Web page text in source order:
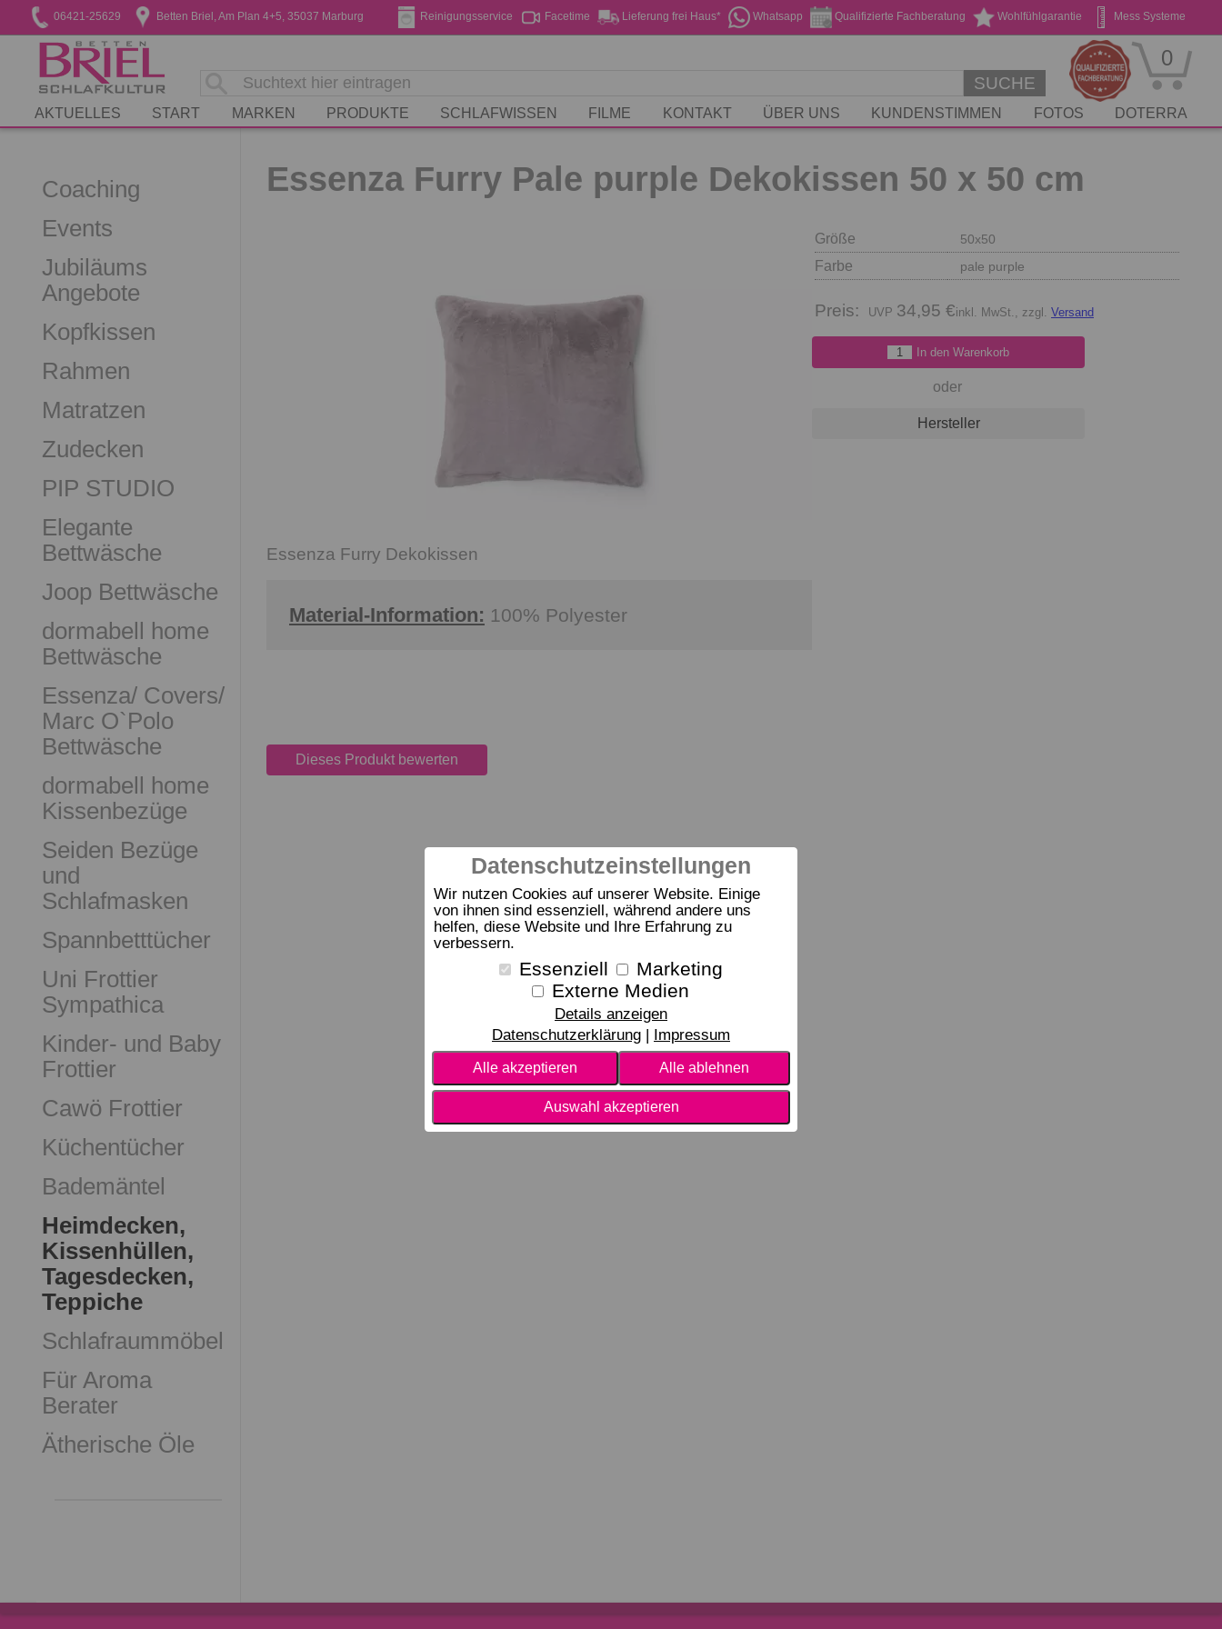
Datenschutzeinstellungen
Wir nutzen Cookies auf unserer Website. Einige
von ihnen sind essenziell, während andere uns
helfen, diese Website und Ihre Erfahrung zu
verbessern.
Essenziell
Marketing
Externe Medien
Details anzeigen
Datenschutzerklärung
Impressum
Alle akzeptieren Alle ablehnen
Auswahl akzeptieren
06421-25629 Betten Briel, Am Plan 4+5, 35037 Marburg Mess Systeme
Wohlfühlgarantie
Qualifizierte Fachberatung
Whatsapp
Lieferung frei Haus*
Facetime
Reinigungsservice
Stickservice
Geschenk Gutscheine
SUCHE
0
AKTUELLES START MARKEN PRODUKTE SCHLAFWISSEN FILME KONTAKT ÜBER UNS KUNDENSTIMMEN FOTOS DOTERRA
Coaching
Events
Jubiläums
Angebote
Kopfkissen
Rahmen
Matratzen
Zudecken
PIP STUDIO
Elegante
Bettwäsche
Joop Bettwäsche
dormabell home
Bettwäsche
Essenza/ Covers/
Marc O`Polo
Bettwäsche
dormabell home
Kissenbezüge
Seiden Bezüge
und
Schlafmasken
Spannbetttücher
Uni Frottier
Sympathica
Kinder- und Baby
Frottier
Cawö Frottier
Küchentücher
Bademäntel
Heimdecken,
Kissenhüllen,
Tagesdecken,
Teppiche
Schlafraummöbel
Für Aroma
Berater
Ätherische Öle
Essenza Furry Pale purple Dekokissen 50 x 50 cm
Essenza Furry Dekokissen
Material-Information: 100% Polyester
Größe 50x50
Farbe pale purple
Preis: 34,95 €inkl. MwSt., zzgl. Versand
In den Warenkorb
oder
Hersteller
Dieses Produkt bewerten